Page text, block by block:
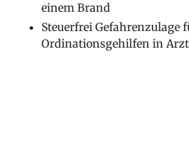
einem Brand
Steuerfrei Gefahrenzulage
Ordinationsgehilfen in